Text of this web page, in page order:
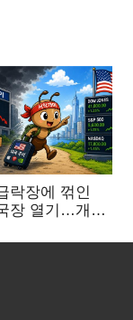
락장에 꺾인
장 열기…개인
외로